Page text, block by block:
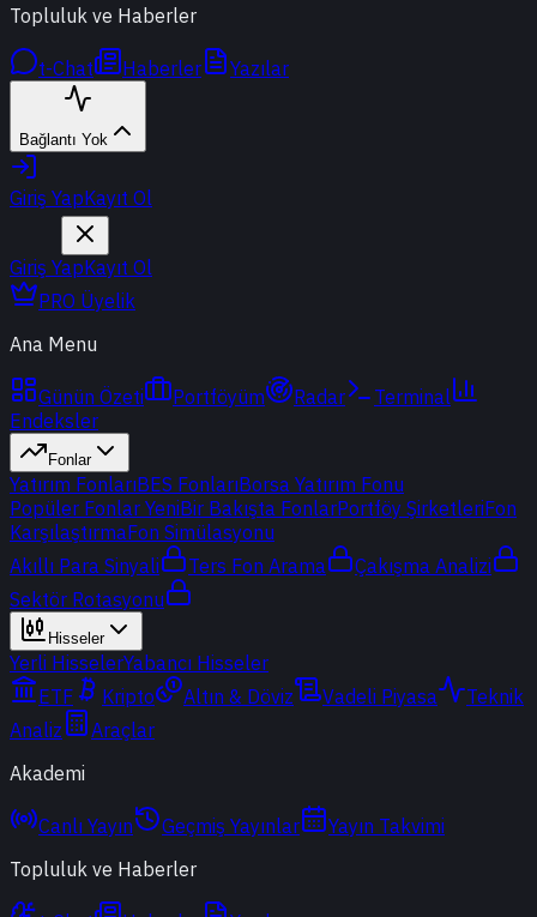
Topluluk ve Haberler
t-Chat Haberler Yazılar
Bağlantı Yok
Giriş YapKayıt Ol
Giriş YapKayıt Ol
PRO Üyelik
Ana Menu
Günün Özeti Portföyüm Radar
Terminal
Endeksler
Fonlar
Yatırım FonlarıBES FonlarıBorsa Yatırım Fonu
Popüler Fonlar YeniBir Bakışta FonlarPortföy ŞirketleriFon
KarşılaştırmaFon Simülasyonu
Akıllı Para Sinyali
Ters Fon Arama
Çakışma Analizi
Sektör Rotasyonu
Hisseler
Yerli HisselerYabancı Hisseler
ETF
Kripto Altın & Döviz Vadeli Piyasa
Teknik
Analiz
Araçlar
Akademi
Canlı Yayın Geçmiş Yayınlar
Yayın Takvimi
Topluluk ve Haberler